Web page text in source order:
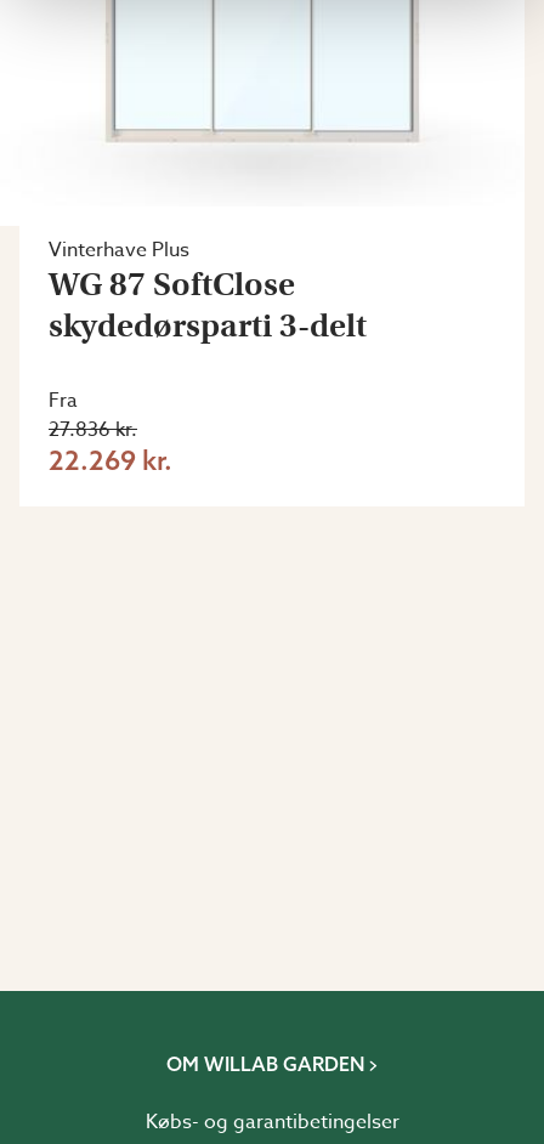
Vinterhave Plus
WG 87 SoftClose
skydedørsparti 3-delt
Fra
27.836 kr.
22.269 kr.
OM WILLAB GARDEN
Købs- og garantibetingelser